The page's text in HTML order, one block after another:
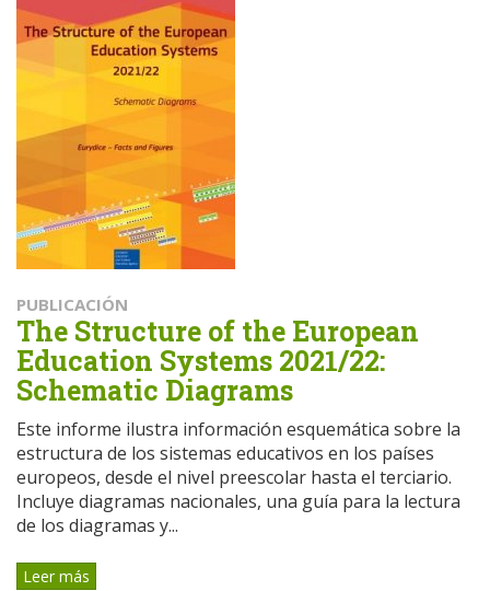
PUBLICACIÓN
The Structure of the European
Education Systems 2021/22:
Schematic Diagrams
Este informe ilustra información esquemática sobre la
estructura de los sistemas educativos en los países
europeos, desde el nivel preescolar hasta el terciario.
Incluye diagramas nacionales, una guía para la lectura
de los diagramas y...
Leer más